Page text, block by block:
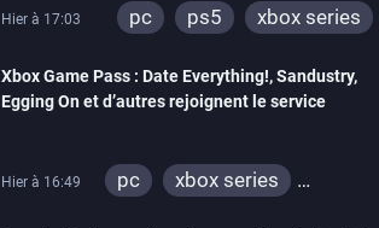
Hier à 17:03 pc ps5 xbox series
Xbox Game Pass : Date Everything!, Sandustry,
Egging On et d’autres rejoignent le service
Hier à 16:49 pc
xbox series